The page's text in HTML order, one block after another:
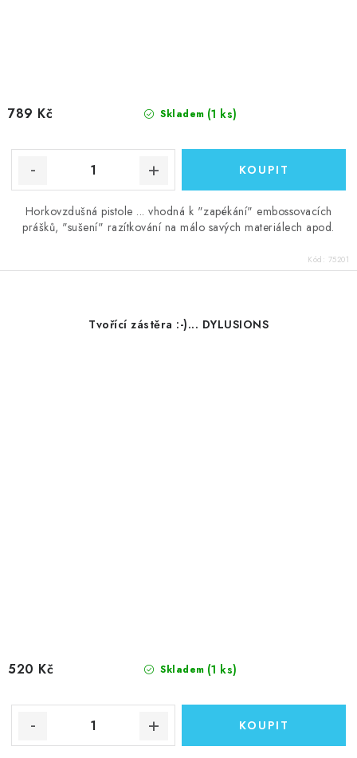
Skladem (1 ks)
789 Kč
Horkovzdušná pistole ... vhodná k "zapékání" embossovacích
prášků, "sušení" razítkování na málo savých materiálech apod.
Kód: 75201
Tvořící zástěra :-)... DYLUSIONS
Skladem (1 ks)
520 Kč